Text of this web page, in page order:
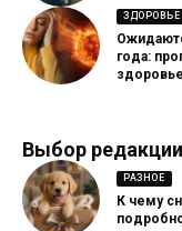
ЗДОРОВЬЕ
года:
Выбор редакции
РАЗНОЕ
К чему